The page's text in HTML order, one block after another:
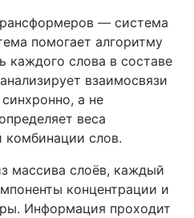
— система
помогает алгоритму
каждого слова в составе
взаимосвязи
а не
веса
слов.
массива слоёв, каждый
концентрации и
Информация проходит